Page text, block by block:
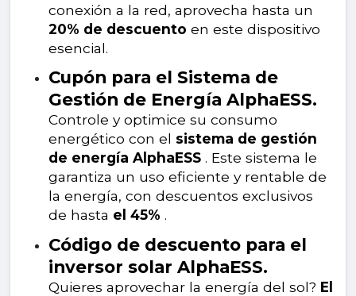
conexión a la red, aprovecha hasta un
20% de descuento en este dispositivo
esencial.
Cupón para el Sistema de
Gestión de Energía AlphaESS.
Controle y optimice su consumo
energético con el sistema de gestión
de energía AlphaESS . Este sistema le
garantiza un uso eficiente y rentable de
la energía, con descuentos exclusivos
de hasta el 45% .
Código de descuento para el
inversor solar AlphaESS.
Quieres aprovechar la energía del sol? El